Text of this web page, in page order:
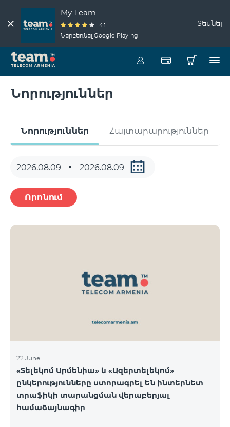
My Team
4.1
Ներբեռնել Google Play-ից
Տեսնել
Նորություններ
Նորություններ Հայտարարություններ
Որոնում
22 June
«Տելեկոմ Արմենիա» և «Ազերտելեկոմ»
ընկերությունները ստորագրել են ինտերնետ
տրաֆիկի տարանցման վերաբերյալ
համաձայնագիր